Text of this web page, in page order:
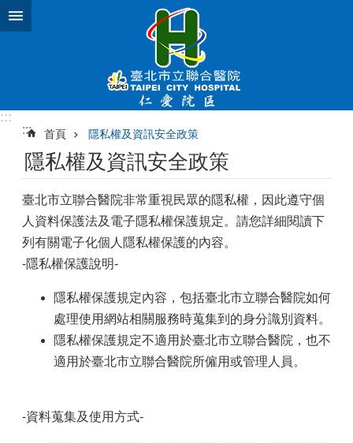
跳到主要內容區塊
:::
:::
首頁 隱私權及資訊安全政策
隱私權及資訊安全政策
臺北市立聯合醫院非常重視民眾的隱私權，因此遵守個
人資料保護法及電子隱私權保護規定。請您詳細閱讀下
列有關電子化個人隱私權保護的內容。
-隱私權保護說明-
隱私權保護規定內容，包括臺北市立聯合醫院如何
處理使用網站相關服務時蒐集到的身分識別資料。
隱私權保護規定不適用於臺北市立聯合醫院，也不
適用於臺北市立聯合醫院所僱用或管理人員。
-資料蒐集及使用方式-